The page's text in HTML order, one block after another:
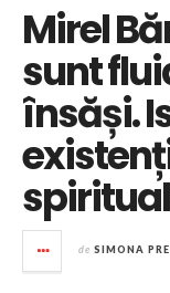
Mirel
sunt
însăși.
de SIMONA